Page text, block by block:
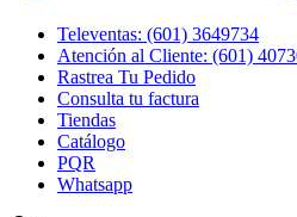
Televentas: (601) 3649734
Atención al Cliente: (601)
Rastrea Tu Pedido
Consulta tu factura
Tiendas
Catálogo
PQR
Whatsapp